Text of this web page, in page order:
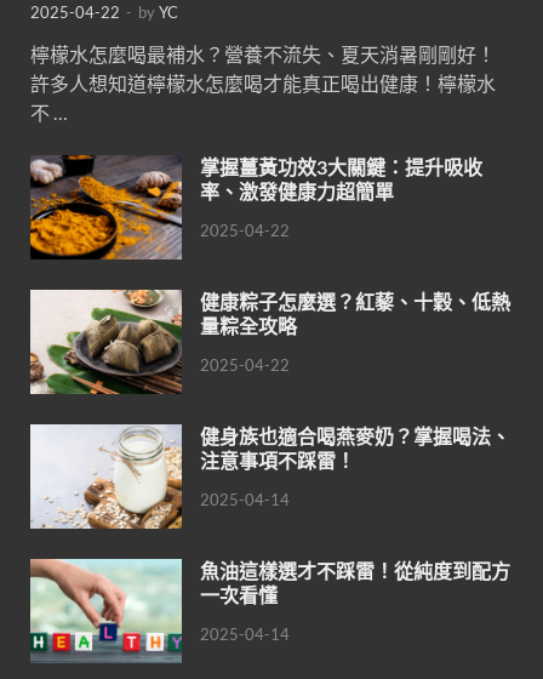
2025-04-22 - byYC
檸檬水怎麼喝最補水？營養不流失、夏天消暑剛剛好！
許多人想知道檸檬水怎麼喝才能真正喝出健康！檸檬水
不 …
掌握薑黃功效3大關鍵：提升吸收
率、激發健康力超簡單
2025-04-22
健康粽子怎麼選？紅藜、十穀、低熱
量粽全攻略
2025-04-22
健身族也適合喝燕麥奶？掌握喝法、
注意事項不踩雷！
2025-04-14
魚油這樣選才不踩雷！從純度到配方
一次看懂
2025-04-14